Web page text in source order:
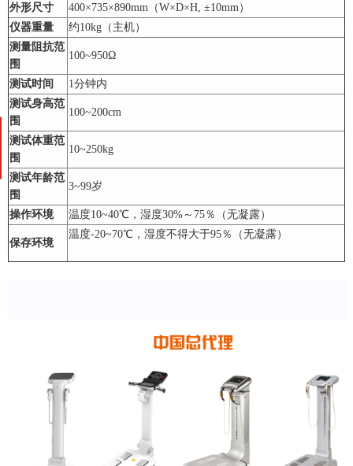
外形尺寸
400×735×890mm（W×D×H, ±10mm）
仪器重量
约10kg（主机）
测量阻抗范
围
100~950Ω
测试时间
1分钟内
测试身高范
围
100~200cm
测试体重范
围
10~250kg
测试年龄范
围
3~99岁
操作环境 温度10~40℃，湿度30%～75％（无凝露）
保存环境
温度-20~70℃，湿度不得大于95％（无凝露）